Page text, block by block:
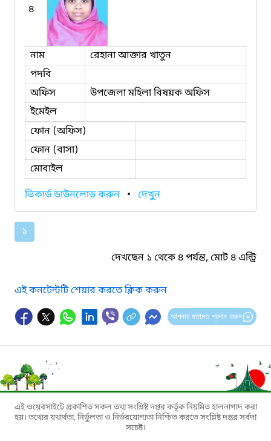
৪
নাম
রেহানা আক্তার খাতুন
পদবি
অফিস
উপজেলা মহিলা বিষয়ক অফিস
ইমেইল
ফোন (অফিস)
ফোন (বাসা)
মোবাইল
ভিকার্ড ডাউনলোড করুন • দেখুন
১
দেখছেন ১ থেকে ৪ পর্যন্ত, মোট ৪ এন্ট্রি
এই কনটেন্টটি শেয়ার করতে ক্লিক করুন
আপনার মতামত প্রদান করুন
এই ওয়েবসাইটে প্রকাশিত সকল তথ্য সংশ্লিষ্ট দপ্তর কর্তৃক নিয়মিত হালনাগাদ করা
হয়। তথ্যের যথার্থতা, নির্ভুলতা ও নির্ভরযোগ্যতা নিশ্চিত করতে সংশ্লিষ্ট দপ্তর সর্বদা
সচেষ্ট।